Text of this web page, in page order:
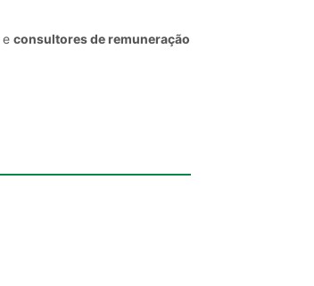
e consultores de remuneração